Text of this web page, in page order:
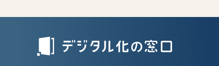
授業支援シス